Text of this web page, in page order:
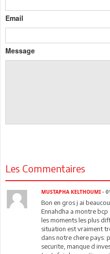
Email
Message
Les Commentaires
MUSTAPHA KELTHOUMI -
Bon en gros j ai
Ennahdha a montre
les moments les plus
situation est vraiment
dans notre chere pays:
securite, manque d